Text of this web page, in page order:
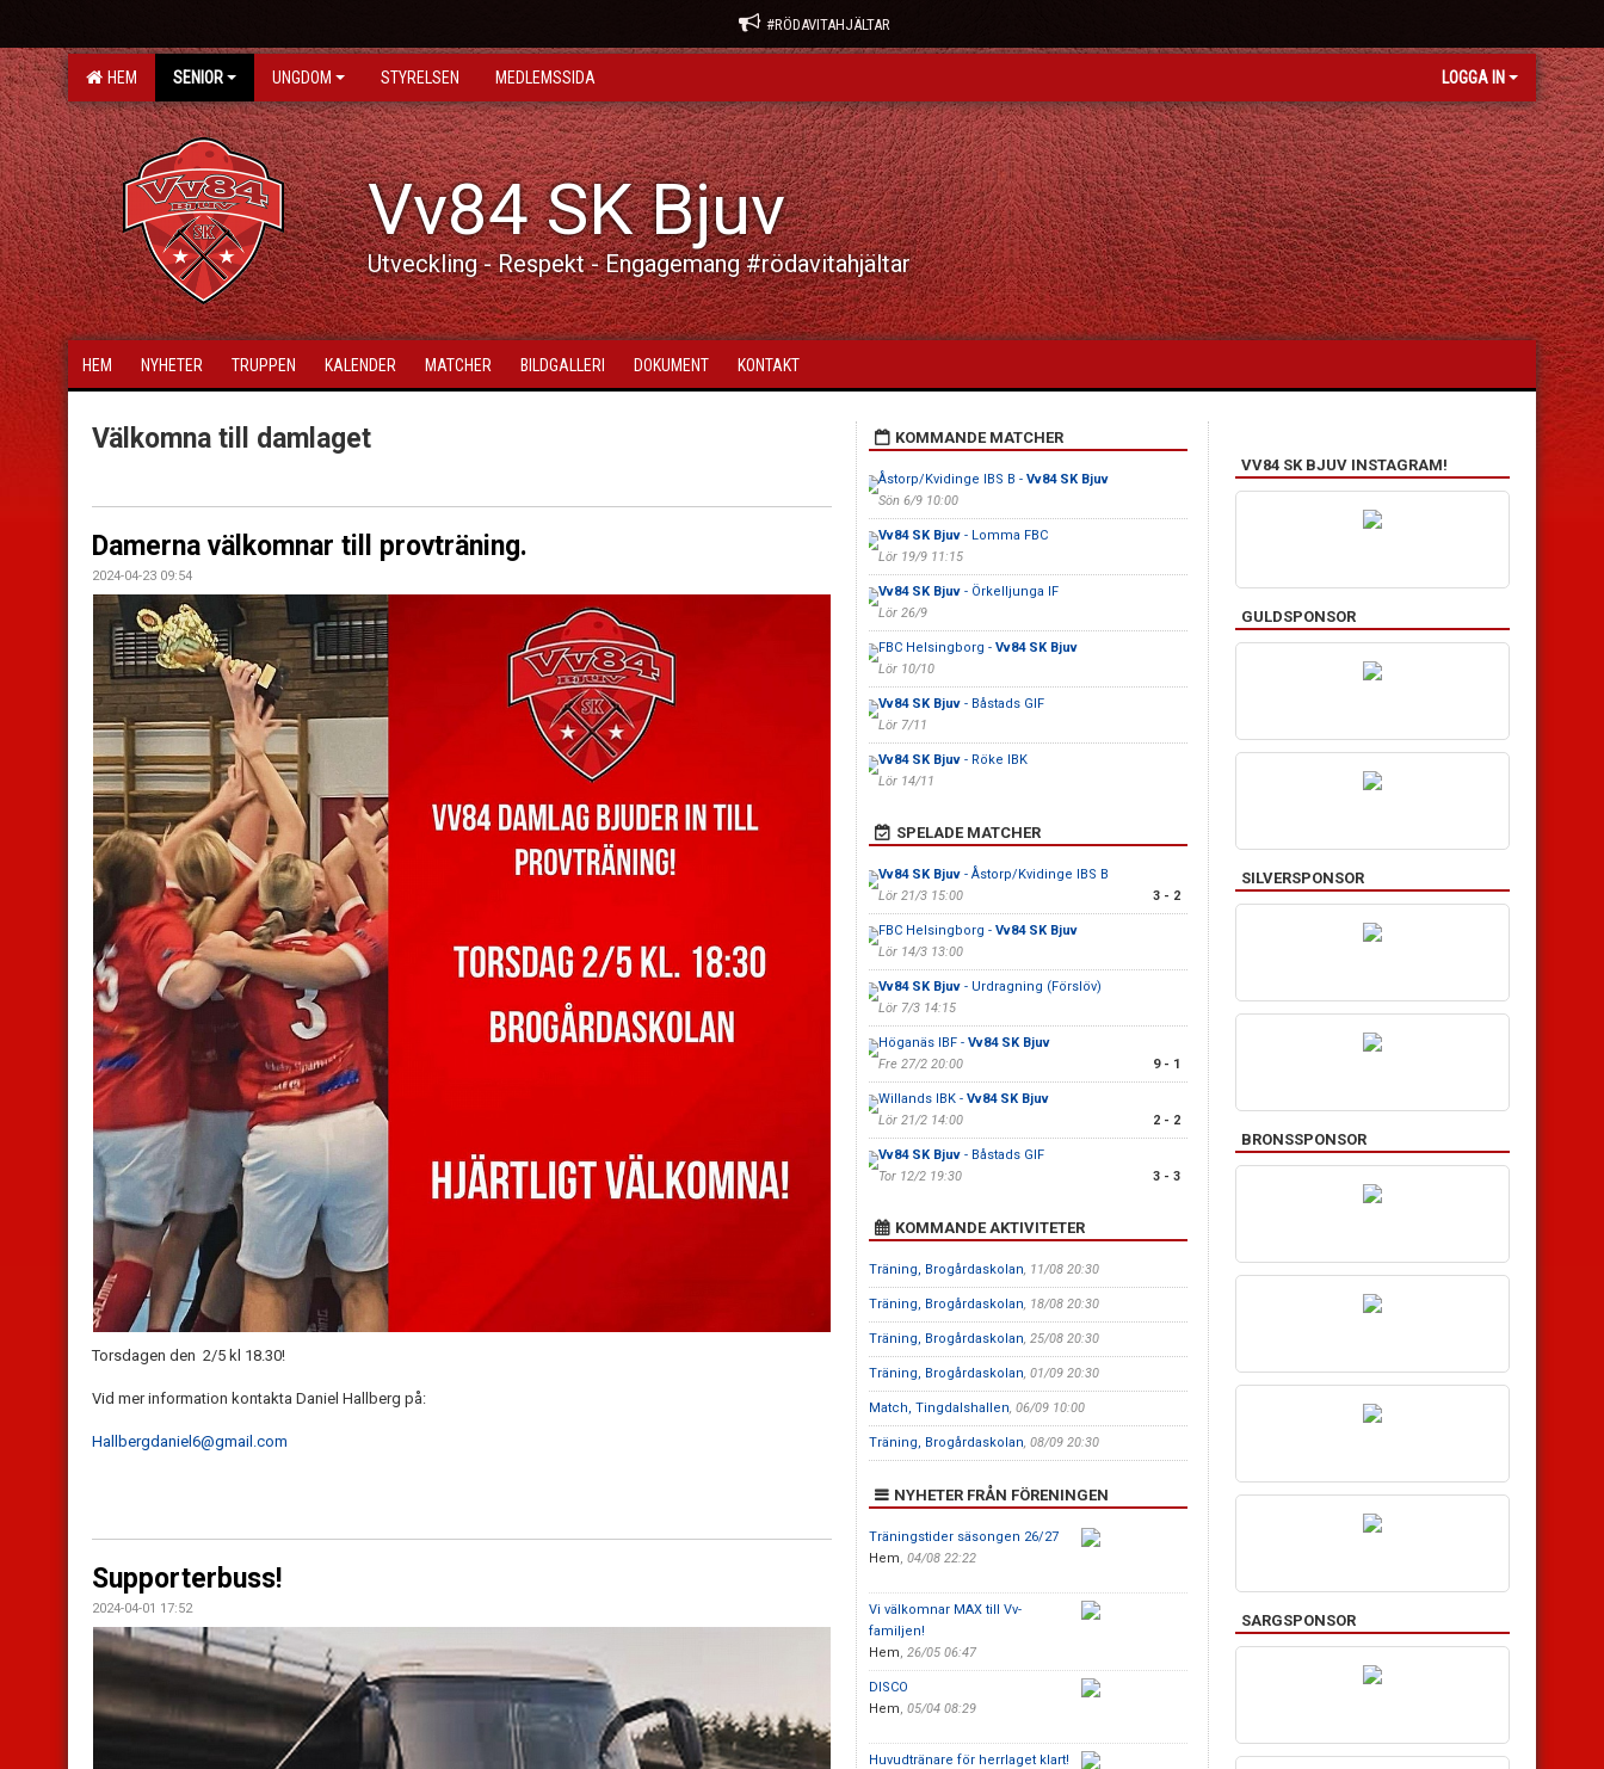
#RÖDAVITAHJÄLTAR
HEM SENIOR UNGDOM STYRELSEN MEDLEMSSIDA LOGGA IN
Vv84 SK Bjuv
Utveckling - Respekt - Engagemang #rödavitahjältar
HEM NYHETER TRUPPEN KALENDER MATCHER BILDGALLERI DOKUMENT KONTAKT
Välkomna till damlaget
Damerna välkomnar till provträning.
2024-04-23 09:54
Torsdagen den 2/5 kl 18.30!
Vid mer information kontakta Daniel Hallberg på:
Hallbergdaniel6@gmail.com
Supporterbuss!
2024-04-01 17:52
KOMMANDE MATCHER
Åstorp/Kvidinge IBS B - Vv84 SK Bjuv
Sön 6/9 10:00
Vv84 SK Bjuv- Lomma FBC
Lör 19/9 11:15
Vv84 SK Bjuv- Örkelljunga IF
Lör 26/9
FBC Helsingborg - Vv84 SK Bjuv
Lör 10/10
Vv84 SK Bjuv- Båstads GIF
Lör 7/11
Vv84 SK Bjuv- Röke IBK
Lör 14/11
SPELADE MATCHER
Vv84 SK Bjuv- Åstorp/Kvidinge IBS B
Lör 21/3 15:00
3 - 2
FBC Helsingborg - Vv84 SK Bjuv
Lör 14/3 13:00
Vv84 SK Bjuv- Urdragning (Förslöv)
Lör 7/3 14:15
Höganäs IBF - Vv84 SK Bjuv
Fre 27/2 20:00
9 - 1
Willands IBK - Vv84 SK Bjuv
Lör 21/2 14:00
2 - 2
Vv84 SK Bjuv- Båstads GIF
Tor 12/2 19:30
3 - 3
KOMMANDE AKTIVITETER
Träning, Brogårdaskolan, 11/08 20:30
Träning, Brogårdaskolan, 18/08 20:30
Träning, Brogårdaskolan, 25/08 20:30
Träning, Brogårdaskolan, 01/09 20:30
Match, Tingdalshallen, 06/09 10:00
Träning, Brogårdaskolan, 08/09 20:30
NYHETER FRÅN FÖRENINGEN
Träningstider säsongen 26/27
Hem, 04/08 22:22
Vi välkomnar MAX till Vv-
familjen!
Hem, 26/05 06:47
DISCO
Hem, 05/04 08:29
Huvudtränare för herrlaget klart!
VV84 SK BJUV INSTAGRAM!
GULDSPONSOR
SILVERSPONSOR
BRONSSPONSOR
SARGSPONSOR